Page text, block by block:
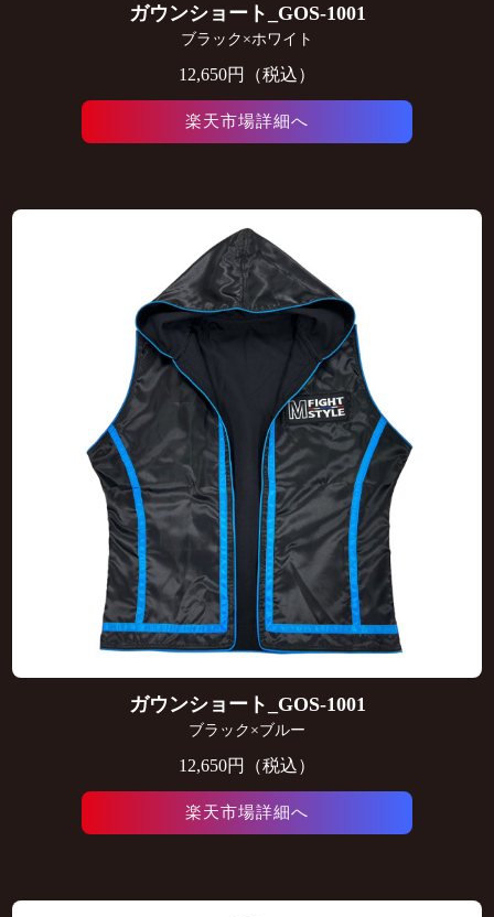
ガウンショート_GOS-1001
ブラック×ホワイト
12,650円（税込）
楽天市場詳細へ
ガウンショート_GOS-1001
ブラック×ブルー
12,650円（税込）
楽天市場詳細へ